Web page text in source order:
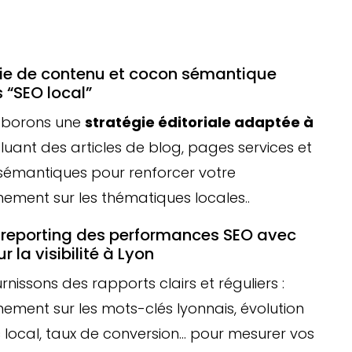
de contenu et cocon sémantique
local”
une stratégie éditoriale adaptée à
des articles de blog, pages services et
pour renforcer votre
sur les thématiques locales..
des performances SEO avec
la visibilité à Lyon
des rapports clairs et réguliers :
sur les mots-clés lyonnais, évolution
taux de conversion… pour mesurer vos